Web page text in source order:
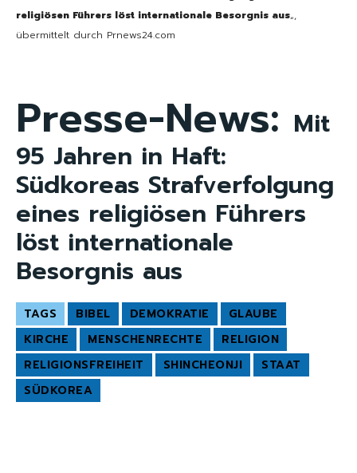
religiösen Führers löst internationale Besorgnis aus„,
übermittelt durch Prnews24.com
Presse-News: Mit
95 Jahren in Haft:
Südkoreas Strafverfolgung
eines religiösen Führers
löst internationale
Besorgnis aus
TAGS BIBEL DEMOKRATIE
GLAUBE
KIRCHE
MENSCHENRECHTE
RELIGION
RELIGIONSFREIHEIT
SHINCHEONJI
STAAT
SÜDKOREA